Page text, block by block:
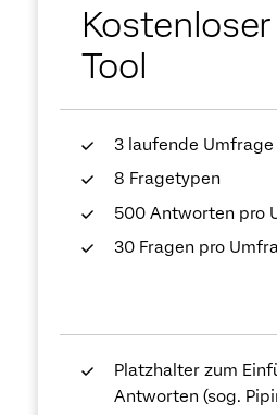
Tool
3 laufende Umfrage
8 Fragetypen
500 Antworten pro
30 Fragen pro
Platzhalter zum
Antworten (sog.